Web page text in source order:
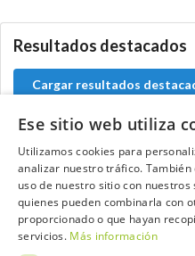
Resultados destacados
Cargar resultados
Contacta con el
Opina
Ese sitio web utiliza
Utilizamos cookies para
analizar nuestro tráfico.
uso de nuestro sitio con
quienes pueden combinarla con
proporcionado o que hayan
servicios. Más información